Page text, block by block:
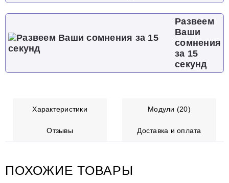
Развеем
Ваши
сомнения
за 15
секунд
Характеристики Модули (20)
Отзывы Доставка и оплата
ПОХОЖИЕ ТОВАРЫ